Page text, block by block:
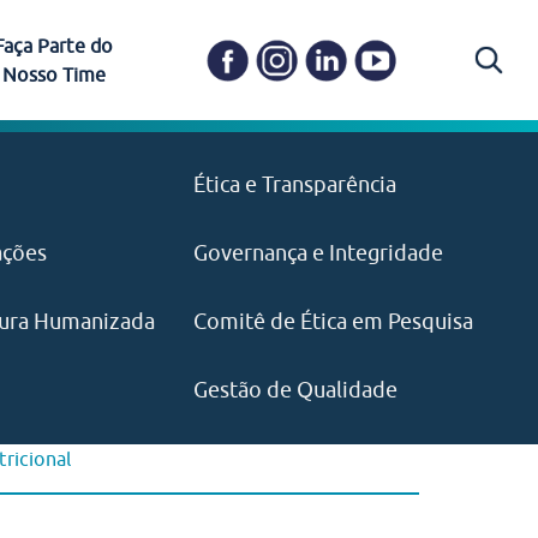
Ética e Transparência
Governança e Integridade
Humanizada Comitê de Ética em Pesquisa
Gestão de Qualidade
Carapicuíba
pelo CEJAM e(11) 97646‑2537
Parte do
Nosso Time
visão e valores?